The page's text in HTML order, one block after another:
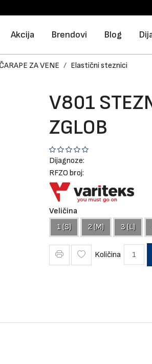
Akcija Brendovi Blog
ČARAPE ZA VENE Elastični steznici
V801
ZGLOB
Dijagnoze:
RFZO broj:
Veličina
1 (S)
2 (M) 3 (L)
Količina